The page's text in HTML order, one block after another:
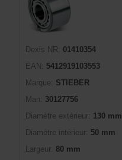
Dexis NR:
01410354
EAN:
5412919103553
Marque:
STIEBER
Man:
30127756
Diamètre extérieur: 130 mm
Diamètre intérieur: 50 mm
Largeur: 80 mm